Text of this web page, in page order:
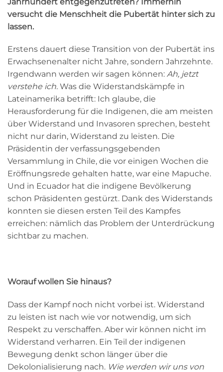
versucht die Menschheit die Pubertät hinter sich zu
lassen.
Erstens dauert diese Transition von der Pubertät ins
Erwachsenenalter nicht Jahre, sondern Jahrzehnte.
Irgendwann werden wir sagen können: Ah, jetzt
verstehe ich. Was die Widerstandskämpfe in
Lateinamerika betrifft: Ich glaube, die
Herausforderung für die Indigenen, die am meisten
über Widerstand und Invasoren sprechen, besteht
nicht nur darin, Widerstand zu leisten. Die
Präsidentin der verfassungsgebenden
Versammlung in Chile, die vor einigen Wochen die
Eröffnungsrede gehalten hatte, war eine Mapuche.
Und in Ecuador hat die indigene Bevölkerung
schon Präsidenten gestürzt. Dank des Widerstands
konnten sie diesen ersten Teil des Kampfes
erreichen: nämlich das Problem der Unterdrückung
sichtbar zu machen.
Worauf wollen Sie hinaus?
Dass der Kampf noch nicht vorbei ist. Widerstand
zu leisten ist nach wie vor notwendig, um sich
Respekt zu verschaffen. Aber wir können nicht im
Widerstand verharren. Ein Teil der indigenen
Bewegung denkt schon länger über die
Dekolonialisierung nach. Wie werden wir uns von